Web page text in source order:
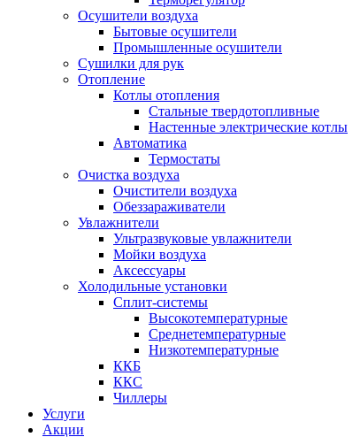
Осушители воздуха
Бытовые осушители
Промышленные осушители
Сушилки для рук
Отопление
Котлы отопления
Стальные твердотопливные
Настенные электрические котлы
Автоматика
Термостаты
Очистка воздуха
Очистители воздуха
Обеззараживатели
Увлажнители
Ультразвуковые увлажнители
Мойки воздуха
Аксессуары
Холодильные установки
Сплит-системы
Высокотемпературные
Среднетемпературные
Низкотемпературные
ККБ
ККС
Чиллеры
Услуги
Акции